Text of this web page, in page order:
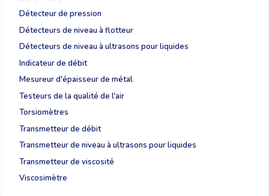
Détecteur de pression
Détecteurs de niveau à flotteur
Détecteurs de niveau à ultrasons pour liquides
Indicateur de débit
Mesureur d'épaisseur de métal
Testeurs de la qualité de l'air
Torsiomètres
Transmetteur de débit
Transmetteur de niveau à ultrasons pour liquides
Transmetteur de viscosité
Viscosimètre